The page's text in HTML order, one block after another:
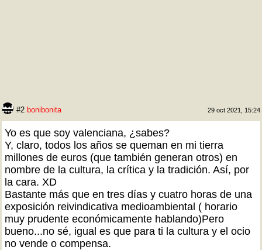
#2 bonibonita 29 oct 2021, 15:24
Yo es que soy valenciana, ¿sabes?
Y, claro, todos los años se queman en mi tierra
millones de euros (que también generan otros) en
nombre de la cultura, la crítica y la tradición. Así, por
la cara. XD
Bastante más que en tres días y cuatro horas de una
exposición reivindicativa medioambiental ( horario
muy prudente económicamente hablando)Pero
bueno...no sé, igual es que para ti la cultura y el ocio
no vende o compensa.